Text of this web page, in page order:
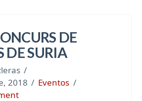
DE
DE SURIA
2018
Eventos